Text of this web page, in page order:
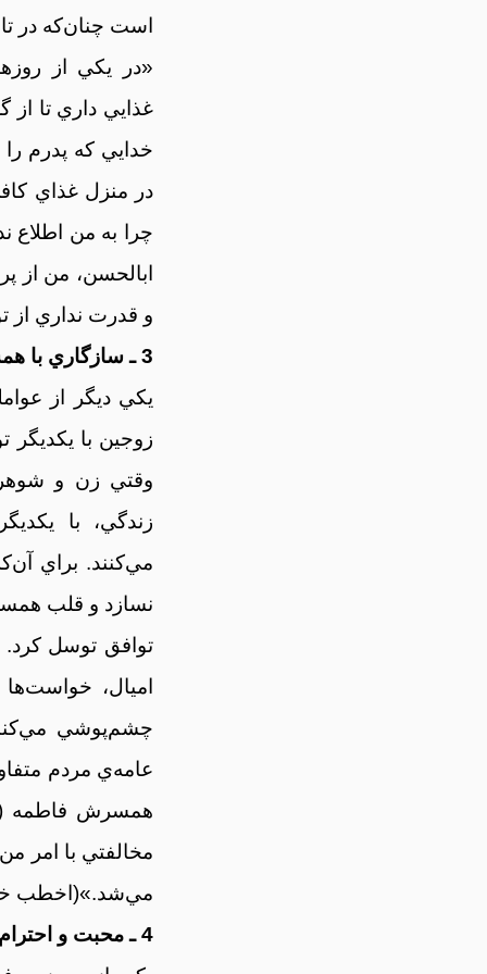
است چنان‌که در
«در يکي از
غذايي داري تا
خدايي که پدرم
در منزل غذاي
چرا به من اطلاع
ابالحسن، من از
و قدرت نداري از تو
3 ـ سازگاري با همسر
يکي ديگر از
زوجين با
وقتي زن و شوهر
زندگي، با
مي‌کنند. براي
نسازد و قلب
توافق توسل
اميال،
چشم‌پوشي
عامه‌ي مردم
همسرش فاطمه
مخالفتي با امر
مي‌شد.»(اخطب خوارزم،
4 ـ محبت و احترام نسبت به همسر